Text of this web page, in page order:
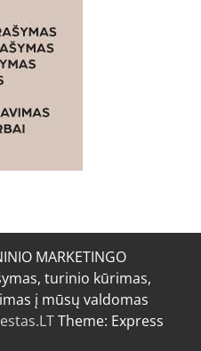
MARKETINGO
turinio kūrimas,
į mūsų valdomas
Theme: Express